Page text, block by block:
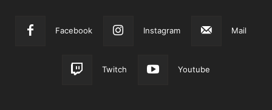
Facebook Instagram Mail
Twitch Youtube